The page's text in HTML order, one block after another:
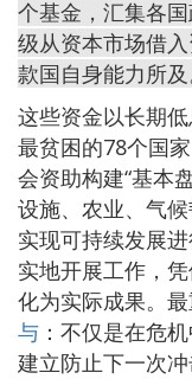
个基金，汇集各
级从资本市场借
款国自身能力所及
这些资金以长期
最贫困的78个国
会资助构建“基本
设施、农业、气
实现可持续发展
实地开展工作，
化为实际成果。最
与 ：不仅是在危
建立防止下一次冲